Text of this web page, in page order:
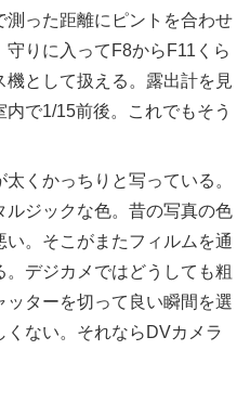
測った距離にピントを合わせ
りに入ってF8からF11くら
として扱える。露出計を見
で1/15前後。これでもそう
くかっちりと写っている。
ジックな色。昔の写真の色
。そこがまたフィルムを通
デジカメではどうしても粗
ターを切って良い瞬間を選
ない。それならDVカメラ